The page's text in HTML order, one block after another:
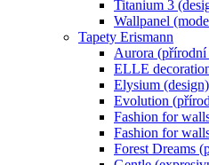
Titanium 3
Wallpanel
Tapety Erismann
Aurora
ELLE
Elysium (design)
Evolution
Fashion for
Fashion for
Forest Dreams